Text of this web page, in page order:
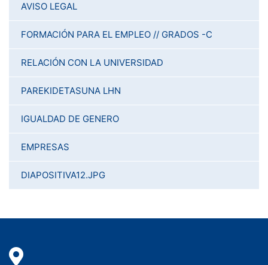
AVISO LEGAL
FORMACIÓN PARA EL EMPLEO // GRADOS -C
RELACIÓN CON LA UNIVERSIDAD
PAREKIDETASUNA LHN
IGUALDAD DE GENERO
EMPRESAS
DIAPOSITIVA12.JPG